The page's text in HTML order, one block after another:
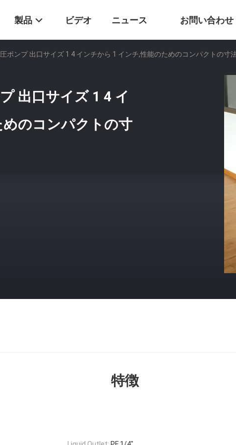
製品 ビデオ ニュース お問い合わせ
ポンプ 出口サイズ 1 4 インチから 1 インチ,性能のためのコンパクトの寸
出口サイズ 1 4 イ
のコンパクトの寸
特徴